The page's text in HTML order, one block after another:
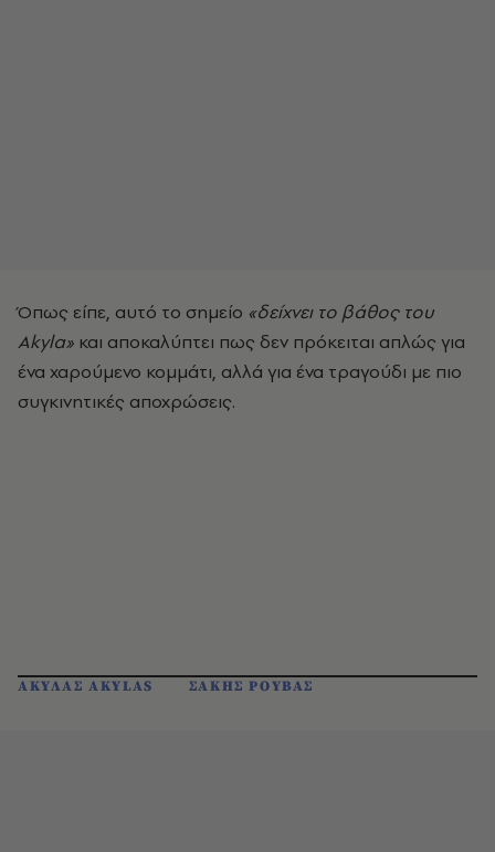
Όπως είπε, αυτό το σημείο «δείχνει το βάθος του
Akyla» και αποκαλύπτει πως δεν πρόκειται απλώς για
ένα χαρούμενο κομμάτι, αλλά για ένα τραγούδι με πιο
συγκινητικές αποχρώσεις.
ΑΚΥΛΑΣ AKYLAS ΣΑΚΗΣ ΡΟΥΒΑΣ